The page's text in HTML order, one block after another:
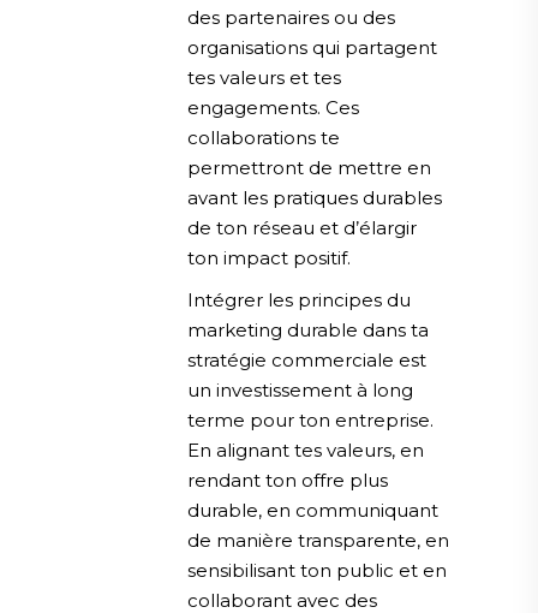
des partenaires ou des
organisations qui partagent
tes valeurs et tes
engagements. Ces
collaborations te
permettront de mettre en
avant les pratiques durables
de ton réseau et d’élargir
ton impact positif.
Intégrer les principes du
marketing durable dans ta
stratégie commerciale est
un investissement à long
terme pour ton entreprise.
En alignant tes valeurs, en
rendant ton offre plus
durable, en communiquant
de manière transparente, en
sensibilisant ton public et en
collaborant avec des